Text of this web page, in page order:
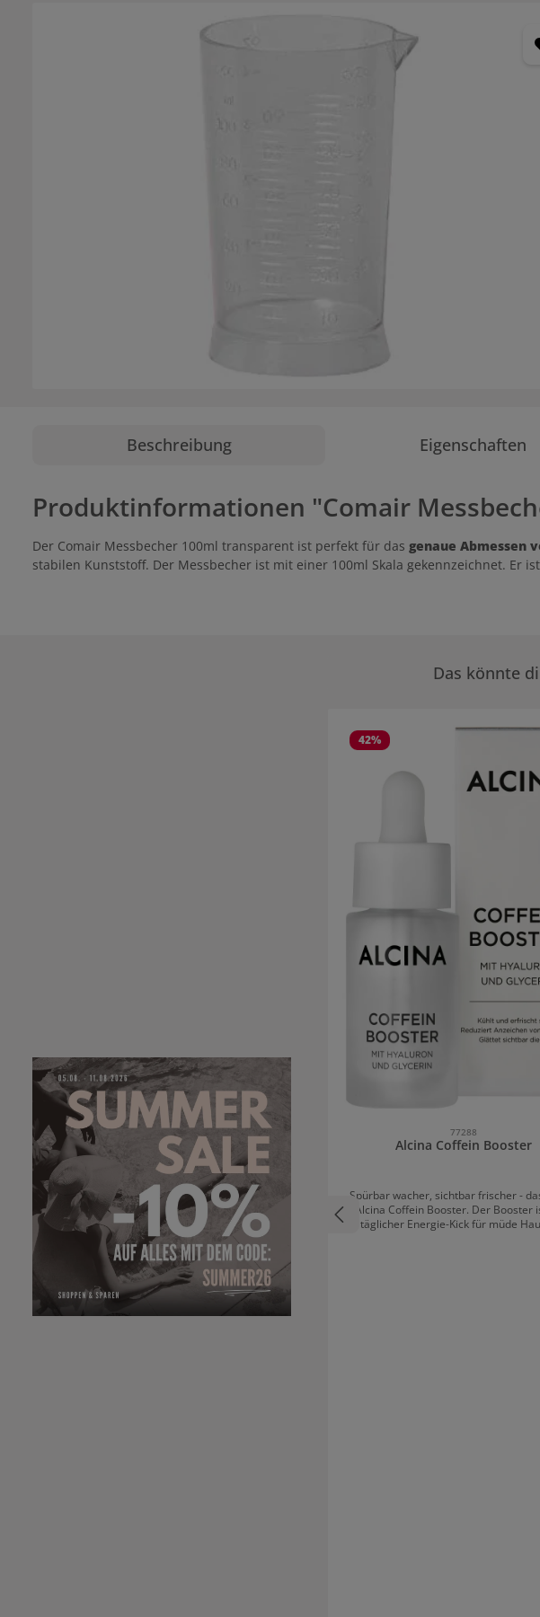
Beschreibung Eigenschaften
Produktinformationen "Comair
Der Comair Messbecher 100ml transparent ist perfekt für das genaue Abmessen
stabilen Kunststoff. Der Messbecher ist mit einer 100ml Skala gekennzeichnet. Er
Das könnte
42%
77288
Alcina Coffein Booster
Spürbar wacher, sichtbar frischer -
Alcina Coffein Booster. Der Booster
täglicher Energie-Kick für müde